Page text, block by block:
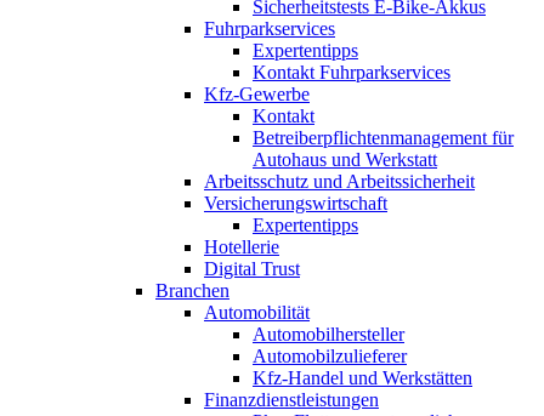
Sicherheitstests E-Bike-Akkus
Fuhrparkservices
Expertentipps
Kontakt Fuhrparkservices
Kfz-Gewerbe
Kontakt
Betreiberpflichtenmanagement für
Autohaus und Werkstatt
Arbeitsschutz und Arbeitssicherheit
Versicherungswirtschaft
Expertentipps
Hotellerie
Digital Trust
Branchen
Automobilität
Automobilhersteller
Automobilzulieferer
Kfz-Handel und Werkstätten
Finanzdienstleistungen